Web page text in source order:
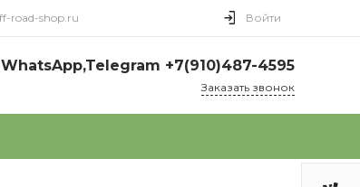
road-shop.ru Войти
WhatsApp,Telegram +7(910)487-4595
Заказать звонок